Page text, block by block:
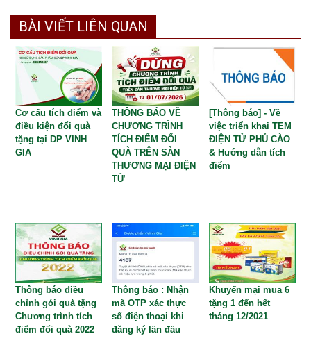
BÀI VIẾT LIÊN QUAN
Cơ cấu tích điểm và
điều kiện đổi quà
tặng tại DP VINH
GIA
THÔNG BÁO VỀ
CHƯƠNG TRÌNH
TÍCH ĐIỂM ĐỔI
QUÀ TRÊN SÀN
THƯƠNG MẠI ĐIỆN
TỬ
[Thông báo] - Về
việc triển khai TEM
ĐIỆN TỬ PHỦ CÀO
& Hướng dẫn tích
điểm
Thông báo điều
chỉnh gói quà tặng
Chương trình tích
điểm đổi quà 2022
Thông báo : Nhận
mã OTP xác thực
số điện thoại khi
đăng ký lần đầu
Khuyến mại mua 6
tặng 1 đến hết
tháng 12/2021